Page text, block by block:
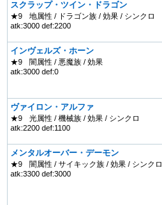
スクラップ・ツイン・ドラゴン
★9
地属性 / ドラゴン族 / 効果 / シンクロ
atk:3000 def:2200
インヴェルズ・ホーン
★9
闇属性 / 悪魔族 / 効果
atk:3000 def:0
ヴァイロン・アルファ
★9
光属性 / 機械族 / 効果 / シンクロ
atk:2200 def:1100
メンタルオーバー・デーモン
★9
闇属性 / サイキック族 / 効果 / シンクロ
atk:3300 def:3000